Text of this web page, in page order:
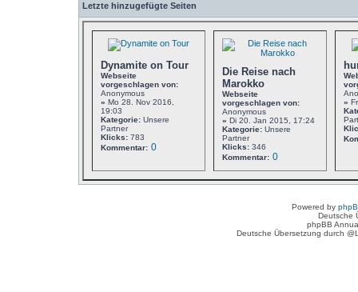
Letzte hinzugefügte Seiten
Dynamite on Tour
Webseite
vorgeschlagen von:
Anonymous
» Mo 28. Nov 2016,
19:03
Kategorie: Unsere
Partner
Klicks: 783
Kommentar: 0
Die Reise nach
Marokko
Webseite
vorgeschlagen von:
Anonymous
» Di 20. Jan 2015, 17:24
Kategorie: Unsere
Partner
Klicks: 346
Kommentar: 0
»
Powered by
Deutsche
phpBB
Deutsche Übersetzung durch